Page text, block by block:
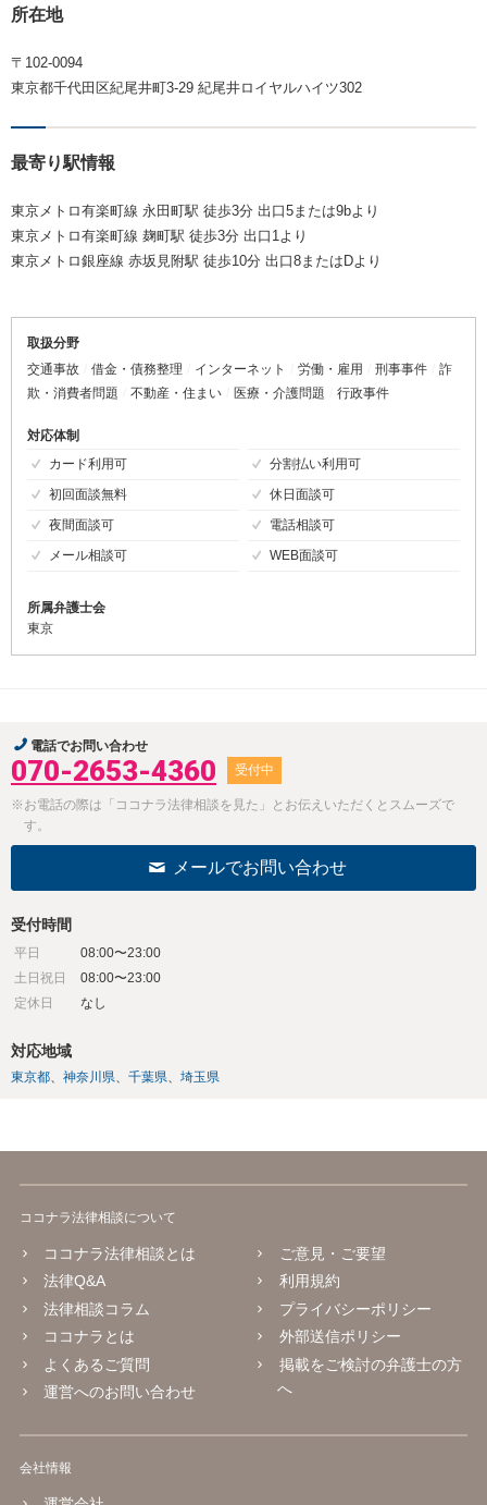
所在地
〒102-0094
東京都千代田区紀尾井町3-29 紀尾井ロイヤルハイツ302
最寄り駅情報
東京メトロ有楽町線 永田町駅 徒歩3分 出口5または9bより
東京メトロ有楽町線 麹町駅 徒歩3分 出口1より
東京メトロ銀座線 赤坂見附駅 徒歩10分 出口8またはDより
取扱分野
交通事故
借金・債務整理 インターネット 労働・雇用 刑事事件
詐
欺・消費者問題
不動産・住まい 医療・介護問題 行政事件
対応体制
カード利用可
分割払い利用可
初回面談無料
休日面談可
夜間面談可
電話相談可
メール相談可
WEB面談可
所属弁護士会
東京
電話でお問い合わせ
070-2653-4360 受付中
※お電話の際は「ココナラ法律相談を見た」とお伝えいただくとスムーズで
す。
メールでお問い合わせ
受付時間
平日
08:00〜23:00
土日祝日
08:00〜23:00
定休日
なし
対応地域
東京都 神奈川県 千葉県 埼玉県
ココナラ法律相談について
ココナラ法律相談とは
法律Q&A
法律相談コラム
ココナラとは
よくあるご質問
運営へのお問い合わせ
ご意見・ご要望
利用規約
プライバシーポリシー
外部送信ポリシー
掲載をご検討の弁護士の方
へ
会社情報